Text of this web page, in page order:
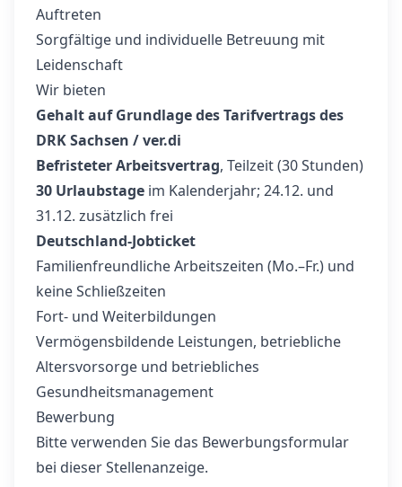
Auftreten
Sorgfältige und individuelle Betreuung mit
Leidenschaft
Wir bieten
Gehalt auf Grundlage des Tarifvertrags des
DRK Sachsen / ver.di
Befristeter Arbeitsvertrag, Teilzeit (30 Stunden)
30 Urlaubstage im Kalenderjahr; 24.12. und
31.12. zusätzlich frei
Deutschland-Jobticket
Familienfreundliche Arbeitszeiten (Mo.–Fr.) und
keine Schließzeiten
Fort- und Weiterbildungen
Vermögensbildende Leistungen, betriebliche
Altersvorsorge und betriebliches
Gesundheitsmanagement
Bewerbung
Bitte verwenden Sie das Bewerbungsformular
bei dieser Stellenanzeige.